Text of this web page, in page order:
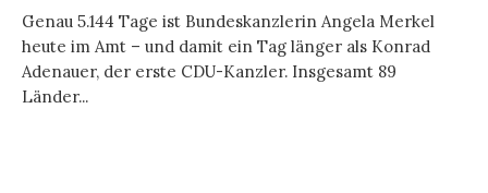
Genau 5.144 Tage ist Bundeskanzlerin Angela Merkel
heute im Amt – und damit ein Tag länger als Konrad
Adenauer, der erste CDU-Kanzler. Insgesamt 89
Länder...